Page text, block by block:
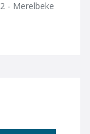
- Merelbeke